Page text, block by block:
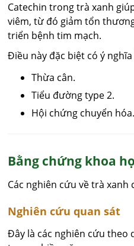
Catechin trong trà xanh
viêm, từ đó giảm tổn
triển bệnh tim mạch.
Điều này đặc biệt có ý
Thừa cân.
Tiểu đường type 2.
Hội chứng chuyển hóa.
Bằng chứng khoa
Các nghiên cứu về trà
Nghiên cứu quan sát
Đây là các nghiên cứu theo